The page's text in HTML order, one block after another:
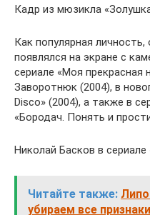
Кадр из мюзикла
Как популярная
появлялся на экране с
сериале «Моя прекрасная
Заворотнюк (2004), в
Disco» (2004), а также в
«Бородач. Понять и
Николай Басков в
Читайте также:
убираем все